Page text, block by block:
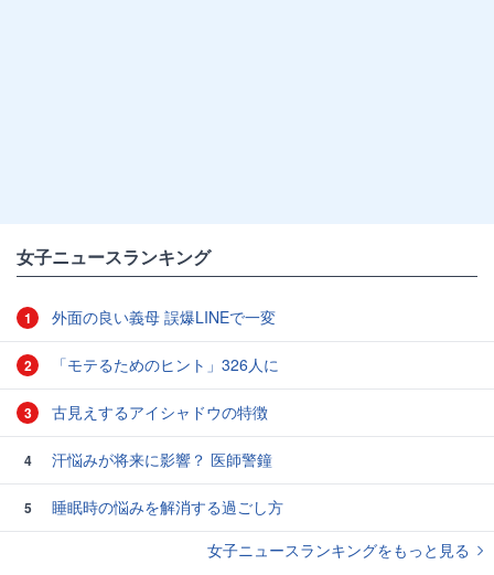
女子ニュースランキング
1 外面の良い義母 誤爆LINEで一変
2 「モテるためのヒント」326人に
3 古見えするアイシャドウの特徴
4 汗悩みが将来に影響？ 医師警鐘
5
睡眠時の悩みを解消する過ごし方
女子ニュースランキングをもっと見る